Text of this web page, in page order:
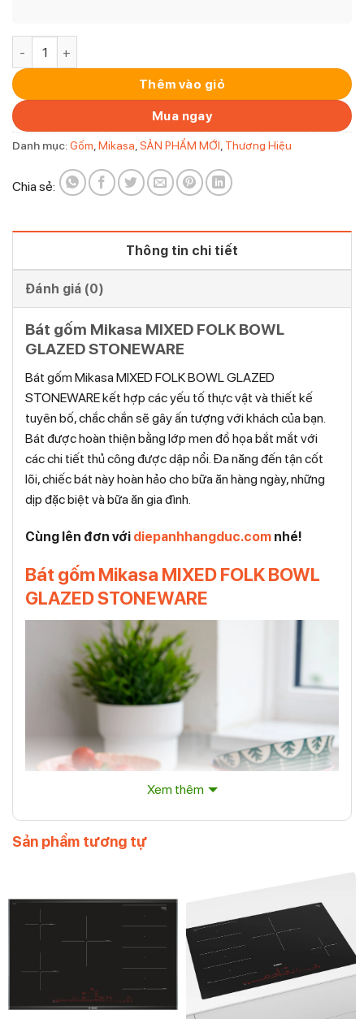
Thêm vào giỏ
Mua ngay
Danh mục:Gốm,Mikasa,SẢN PHẨM MỚI, Thương Hiệu
Chia sẻ:
Thông tin chi tiết
Đánh giá (0)
Bát gốm Mikasa MIXED FOLK BOWL
GLAZED STONEWARE
Bát gốm Mikasa MIXED FOLK BOWL GLAZED
STONEWARE kết hợp các yếu tố thực vật và thiết kế
tuyên bố, chắc chắn sẽ gây ấn tượng với khách của bạn.
Bát được hoàn thiện bằng lớp men đồ họa bắt mắt với
các chi tiết thủ công được dập nổi. Đa năng đến tận cốt
lõi, chiếc bát này hoàn hảo cho bữa ăn hàng ngày, những
dịp đặc biệt và bữa ăn gia đình.
Cùng lên đơn với diepanhhangduc.com nhé!
Bát gốm Mikasa MIXED FOLK BOWL
GLAZED STONEWARE
Bát gốm Mikasa MIXED FOLK BOWL GLAZED STONEWARE
Cho dù bạn đang đổ đầy cơm, mì ống hoặc sốt
Xem thêm
Sản phẩm tương tự